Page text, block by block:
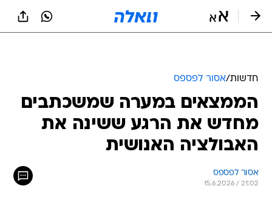
חדשות/אסור לפספס
הממצאים במערה שמשכתבים
מחדש את הרגע ששינה את
האבולציה האנושית
אסור לפספס
15.6.2026 / 21:02